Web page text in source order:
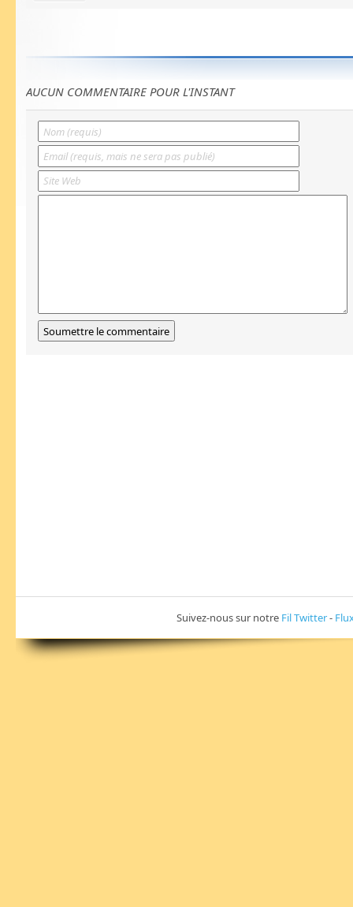
AUCUN COMMENTAIRE POUR L'INSTANT
Suivez-nous sur notre Fil Twitter-